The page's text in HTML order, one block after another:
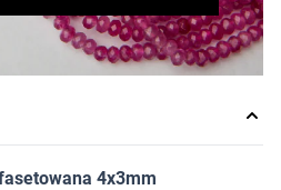
4x3mm